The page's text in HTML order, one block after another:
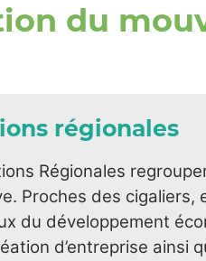
du
régionales
Régionales
Proches des cigaliers,
du développement
d’entreprise ainsi